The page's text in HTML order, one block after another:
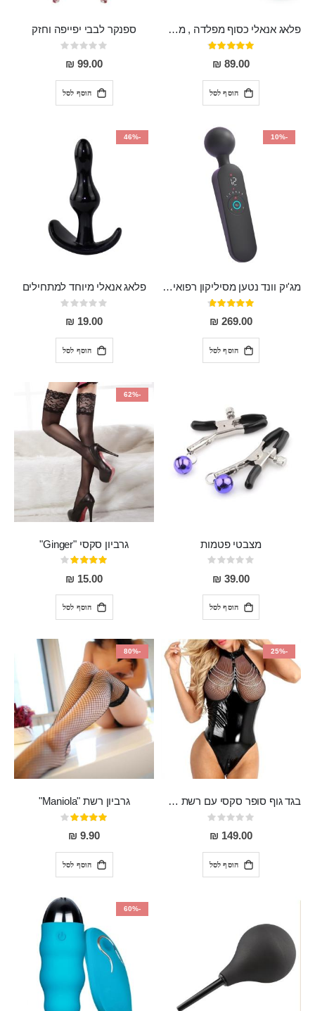
פלאג אנאלי כסוף מפלדה , מתאים ללבישה מתחת לבגדים, בגודל 7.3 על 2.8 ס"מ
דירוג:
97%
89.00 ₪
הוסף לסל
ספנקר לבבי יפייפה וחזק
Rating:
0%
99.00 ₪
הוסף לסל
-10%
מג'יק וונד נטען מסיליקון רפואי חזק בעל 12 מצבי רטט ו6 מהירויות שונות ROMI
דירוג:
93%
269.00 ₪
הוסף לסל
-46%
פלאג אנאלי מיוחד למתחילים
Rating:
0%
19.00 ₪
הוסף לסל
מצבטי פטמות
Rating:
0%
39.00 ₪
הוסף לסל
-62%
גרביון סקסי "Ginger"
דירוג:
80%
15.00 ₪
הוסף לסל
-25%
בגד גוף סופר סקסי עם רשת שקופה בחזה ושרשרות מלמעלה וריצרץ מלמטה Pan במפשעה
Rating:
0%
149.00 ₪
הוסף לסל
-80%
גרביון רשת "Maniola"
דירוג:
80%
9.90 ₪
הוסף לסל
-60%